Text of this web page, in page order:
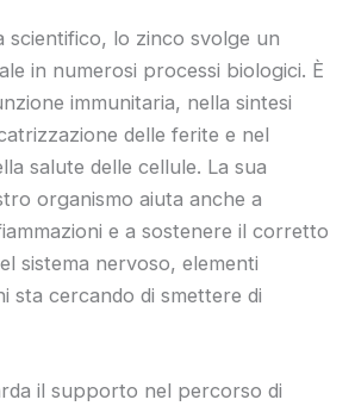
scientifico, lo zinco svolge un
in numerosi processi biologici. È
immunitaria, nella sintesi
delle ferite e nel
salute delle cellule. La sua
organismo aiuta anche a
e a sostenere il corretto
sistema nervoso, elementi
sta cercando di smettere di
il supporto nel percorso di